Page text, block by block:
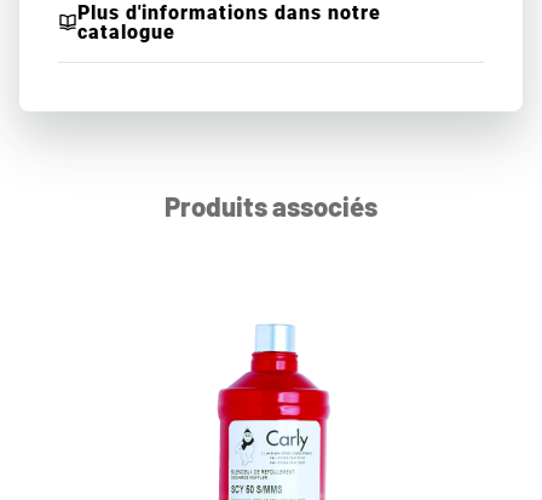
Plus d'informations dans notre
catalogue
Produits associés